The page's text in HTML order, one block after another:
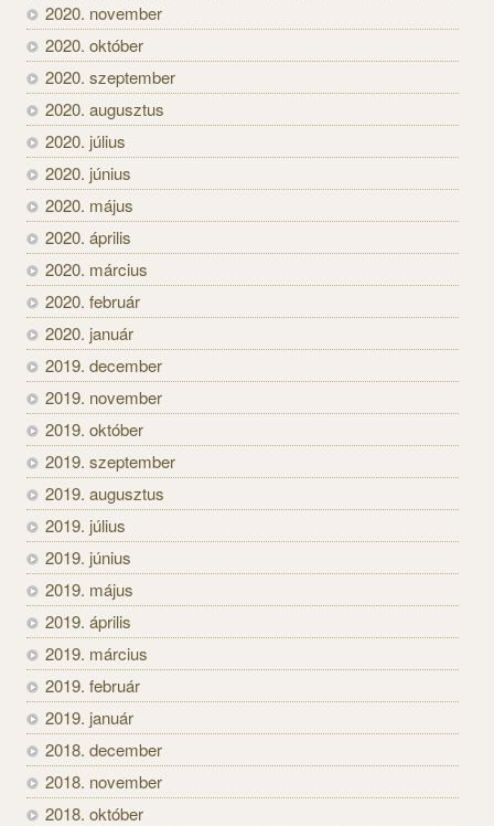
2020. november
2020. október
2020. szeptember
2020. augusztus
2020. július
2020. június
2020. május
2020. április
2020. március
2020. február
2020. január
2019. december
2019. november
2019. október
2019. szeptember
2019. augusztus
2019. július
2019. június
2019. május
2019. április
2019. március
2019. február
2019. január
2018. december
2018. november
2018. október